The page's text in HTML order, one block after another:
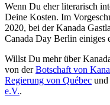
Wenn Du eher literarisch
Deine Kosten. Im
2020, bei der Kanada
Canada Day Berlin einiges
Willst Du mehr über
von derBotschaft von
Regierung von Québec
e.V..